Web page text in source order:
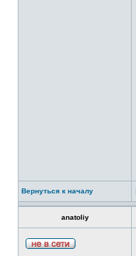
Вернуться к началу
anatoliy